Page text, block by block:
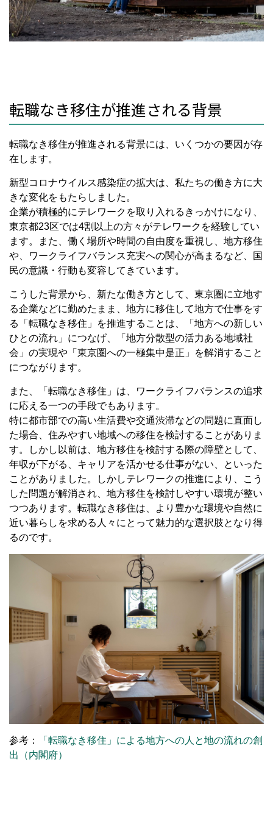
転職なき移住が推進される背景
転職なき移住が推進される背景には、いくつかの要因が存
在します。
新型コロナウイルス感染症の拡大は、私たちの働き方に大
きな変化をもたらしました。
企業が積極的にテレワークを取り入れるきっかけになり、
東京都23区では4割以上の方々がテレワークを経験してい
ます。また、働く場所や時間の自由度を重視し、地方移住
や、ワークライフバランス充実への関心が高まるなど、国
民の意識・行動も変容してきています。
こうした背景から、新たな働き方として、東京圏に立地す
る企業などに勤めたまま、地方に移住して地方で仕事をす
る「転職なき移住」を推進することは、「地方への新しい
ひとの流れ」につなげ、「地方分散型の活力ある地域社
会」の実現や「東京圏への一極集中是正」を解消すること
につながります。
また、「転職なき移住」は、ワークライフバランスの追求
に応える一つの手段でもあります。
特に都市部での高い生活費や交通渋滞などの問題に直面し
た場合、住みやすい地域への移住を検討することがありま
す。しかし以前は、地方移住を検討する際の障壁として、
年収が下がる、キャリアを活かせる仕事がない、といった
ことがありました。しかしテレワークの推進により、こう
した問題が解消され、地方移住を検討しやすい環境が整い
つつあります。転職なき移住は、より豊かな環境や自然に
近い暮らしを求める人々にとって魅力的な選択肢となり得
るのです。
参考：
「転職なき移住」による地方への人と地の流れの創
出（内閣府）